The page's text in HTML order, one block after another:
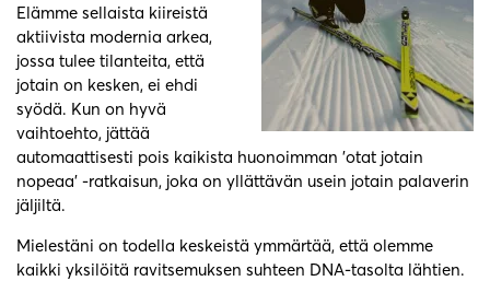
Elämme sellaista kiireistä
aktiivista modernia arkea,
jossa tulee tilanteita, että
jotain on kesken, ei ehdi
syödä. Kun on hyvä
vaihtoehto, jättää
automaattisesti pois kaikista huonoimman ’otat jotain
nopeaa’ -ratkaisun, joka on yllättävän usein jotain palaverin
jäljiltä.
Mielestäni on todella keskeistä ymmärtää, että olemme
kaikki yksilöitä ravitsemuksen suhteen DNA-tasolta lähtien.